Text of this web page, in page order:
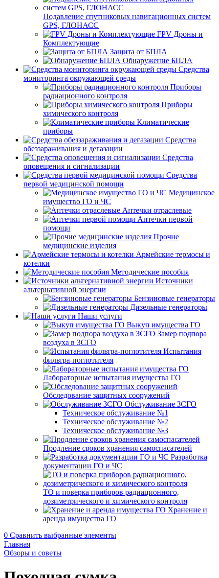
Подавление спутниковых навигационных систем
GPS, ГЛОНАСС
FPV Дроны и
Комплектующие
Защита от БПЛА
Обнаружение БПЛА
Средства
мониторинга окружающей среды
Приборы
радиационного контроля
Приборы
химического контроля
Климатические
приборы
Средства
обеззараживания и дегазации
Средства
оповещения и сигнализации
Средства
первой медицинской помощи
Медицинское
имущество ГО и ЧС
Аптечки отраслевые
Аптечки первой
помощи
Прочие
медицинские изделия
Армейские термосы и
котелки
Методические пособия
Источники
альтернативной энергии
Бензиновые генераторы
Дизельные генераторы
Наши услуги
Выкуп имущества ГО
Замер подпора
воздуха в ЗСГО
Испытания
фильтра-поглотителя
Лабораторные испытания имущества ГО
Обследование защитных сооружений
Обслуживание ЗСГО
Техническое обслуживание №1
Техническое обслуживание №2
Техническое обслуживание №3
Продление сроков хранения самоспасателей
Разработка
документации ГО и ЧС
ТО и поверка приборов радиационного,
дозиметрического и химического контроля
Хранение и
аренда имущества ГО
0 Сравнить выбранные элементы
Главная
Обзоры и советы